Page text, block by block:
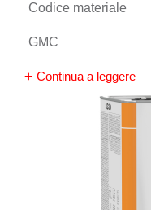
Codice materiale
GMC
Continua a leggere